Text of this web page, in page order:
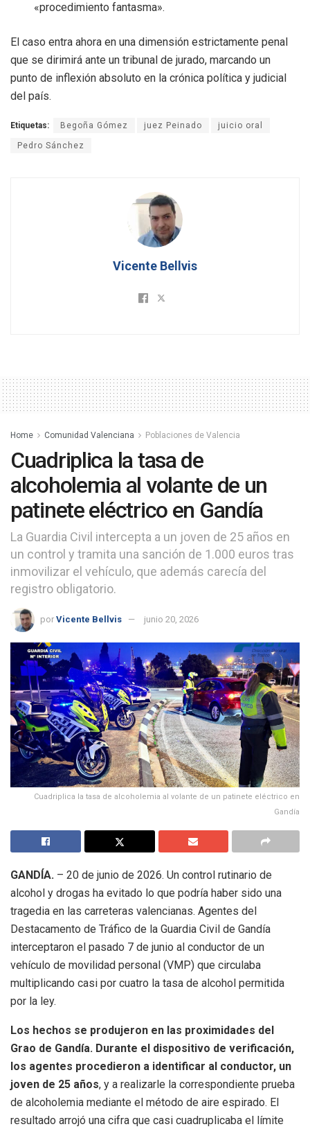
«procedimiento fantasma».
El caso entra ahora en una dimensión estrictamente penal
que se dirimirá ante un tribunal de jurado, marcando un
punto de inflexión absoluto en la crónica política y judicial
del país.
Etiquetas: Begoña Gómez juez Peinado juicio oral
Pedro Sánchez
Vicente Bellvis
Home Comunidad Valenciana Poblaciones de Valencia
Cuadriplica la tasa de
alcoholemia al volante de un
patinete eléctrico en Gandía
La Guardia Civil intercepta a un joven de 25 años en
un control y tramita una sanción de 1.000 euros tras
inmovilizar el vehículo, que además carecía del
registro obligatorio.
por Vicente Bellvis junio 20, 2026
Cuadriplica la tasa de alcoholemia al volante de un patinete eléctrico en
Gandía
GANDÍA. – 20 de junio de 2026. Un control rutinario de
alcohol y drogas ha evitado lo que podría haber sido una
tragedia en las carreteras valencianas. Agentes del
Destacamento de Tráfico de la Guardia Civil de Gandía
interceptaron el pasado 7 de junio al conductor de un
vehículo de movilidad personal (VMP) que circulaba
multiplicando casi por cuatro la tasa de alcohol permitida
por la ley.
Los hechos se produjeron en las proximidades del
Grao de Gandía. Durante el dispositivo de verificación,
los agentes procedieron a identificar al conductor, un
joven de 25 años, y a realizarle la correspondiente prueba
de alcoholemia mediante el método de aire espirado. El
resultado arrojó una cifra que casi cuadruplicaba el límite